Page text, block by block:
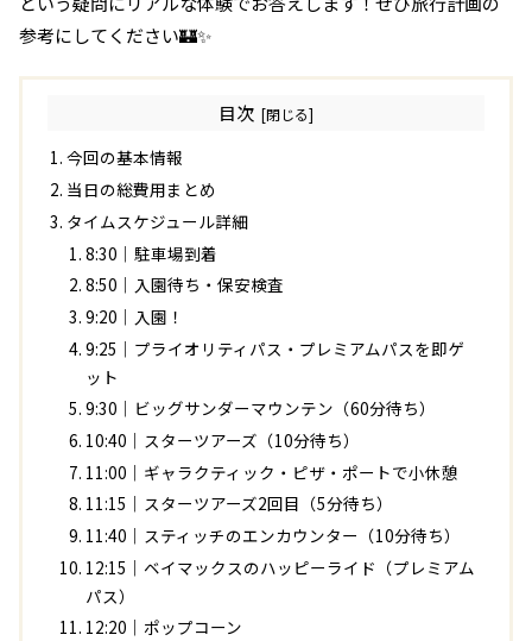
参考にしてください🏰✨
目次
今回の基本情報
当日の総費用まとめ
タイムスケジュール詳細
8:30｜駐車場到着
8:50｜入園待ち・保安検査
9:20｜入園！
9:25｜プライオリティパス・プレミアムパスを即ゲ
ット
9:30｜ビッグサンダーマウンテン（60分待ち）
10:40｜スターツアーズ（10分待ち）
11:00｜ギャラクティック・ピザ・ポートで小休憩
11:15｜スターツアーズ2回目（5分待ち）
11:40｜スティッチのエンカウンター（10分待ち）
12:15｜ベイマックスのハッピーライド（プレミアム
パス）
12:20｜ポップコーン